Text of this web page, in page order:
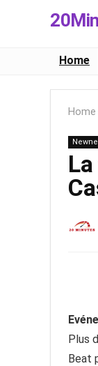
Home
Home
Plus
Beat